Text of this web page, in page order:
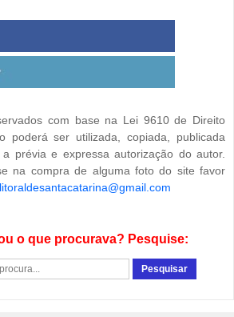
com base na Lei 9610 de Direito
poderá ser utilizada, copiada, publicada
prévia e expressa autorização do autor.
na compra de alguma foto do site favor
litoraldesantacatarina@gmail.com
o que procurava? Pesquise: